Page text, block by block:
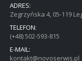
ADRES:
Zegrzyńska 4, 05-119
TELEFON:
(+48) 502-593-815
E-MAIL:
kontakt@novoserwis.pl